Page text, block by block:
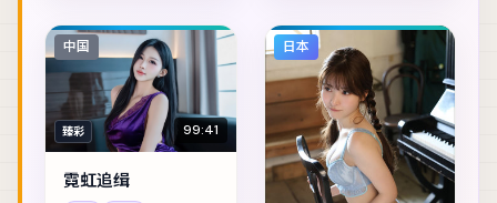
主演包括谭卓、杨
紫、孔刘 等，表演层...
险境。主演包括胡
歌、白宇、孔刘 等，
表...
中国
臻彩 99:41
霓虹追缉
日本